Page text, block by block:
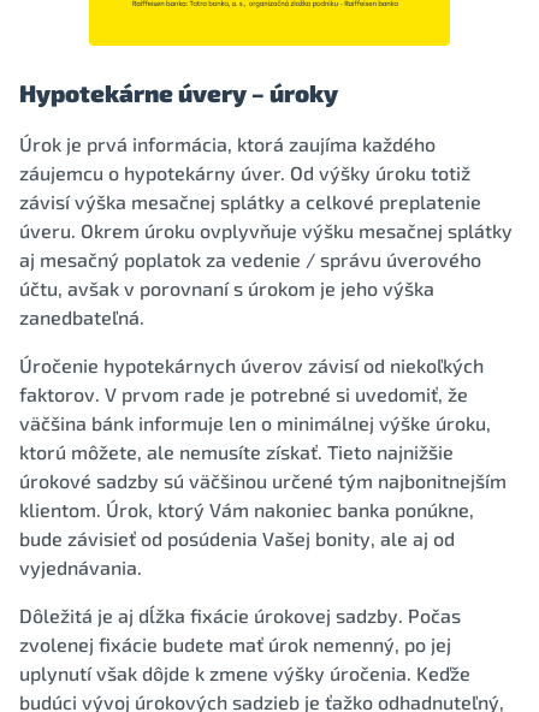
Hypotekárne úvery – úroky
Úrok je prvá informácia, ktorá zaujíma každého
záujemcu o hypotekárny úver. Od výšky úroku totiž
závisí výška mesačnej splátky a celkové preplatenie
úveru. Okrem úroku ovplyvňuje výšku mesačnej splátky
aj mesačný poplatok za vedenie / správu úverového
účtu, avšak v porovnaní s úrokom je jeho výška
zanedbateľná.
Úročenie hypotekárnych úverov závisí od niekoľkých
faktorov. V prvom rade je potrebné si uvedomiť, že
väčšina bánk informuje len o minimálnej výške úroku,
ktorú môžete, ale nemusíte získať. Tieto najnižšie
úrokové sadzby sú väčšinou určené tým najbonitnejším
klientom. Úrok, ktorý Vám nakoniec banka ponúkne,
bude závisieť od posúdenia Vašej bonity, ale aj od
vyjednávania.
Dôležitá je aj dĺžka fixácie úrokovej sadzby. Počas
zvolenej fixácie budete mať úrok nemenný, po jej
uplynutí však dôjde k zmene výšky úročenia. Keďže
budúci vývoj úrokových sadzieb je ťažko odhadnuteľný,